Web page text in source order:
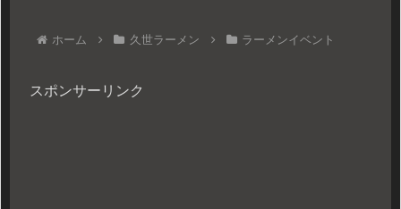
ホーム 久世ラーメン ラーメンイベント
スポンサーリンク